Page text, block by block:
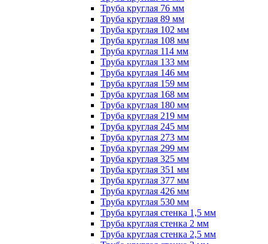
Труба круглая 76 мм
Труба круглая 89 мм
Труба круглая 102 мм
Труба круглая 108 мм
Труба круглая 114 мм
Труба круглая 133 мм
Труба круглая 146 мм
Труба круглая 159 мм
Труба круглая 168 мм
Труба круглая 180 мм
Труба круглая 219 мм
Труба круглая 245 мм
Труба круглая 273 мм
Труба круглая 299 мм
Труба круглая 325 мм
Труба круглая 351 мм
Труба круглая 377 мм
Труба круглая 426 мм
Труба круглая 530 мм
Труба круглая стенка 1,5 мм
Труба круглая стенка 2 мм
Труба круглая стенка 2,5 мм